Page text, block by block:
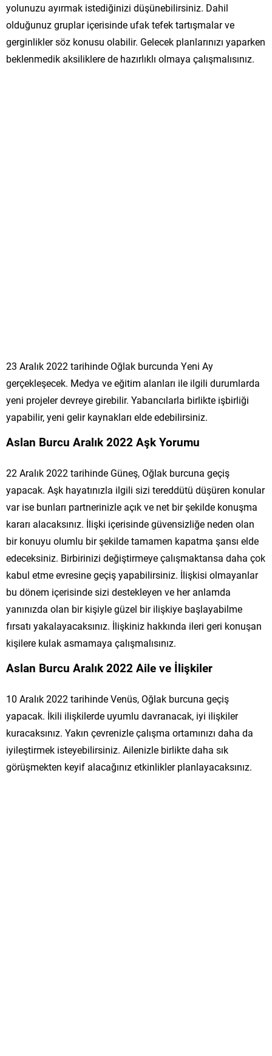
yolunuzu ayırmak istediğinizi düşünebilirsiniz. Dahil
olduğunuz gruplar içerisinde ufak tefek tartışmalar ve
gerginlikler söz konusu olabilir. Gelecek planlarınızı yaparken
beklenmedik aksiliklere de hazırlıklı olmaya çalışmalısınız.
23 Aralık 2022 tarihinde Oğlak burcunda Yeni Ay
gerçekleşecek. Medya ve eğitim alanları ile ilgili durumlarda
yeni projeler devreye girebilir. Yabancılarla birlikte işbirliği
yapabilir, yeni gelir kaynakları elde edebilirsiniz.
Aslan Burcu Aralık 2022 Aşk Yorumu
22 Aralık 2022 tarihinde Güneş, Oğlak burcuna geçiş
yapacak. Aşk hayatınızla ilgili sizi tereddütü düşüren konular
var ise bunları partnerinizle açık ve net bir şekilde konuşma
kararı alacaksınız. İlişki içerisinde güvensizliğe neden olan
bir konuyu olumlu bir şekilde tamamen kapatma şansı elde
edeceksiniz. Birbirinizi değiştirmeye çalışmaktansa daha çok
kabul etme evresine geçiş yapabilirsiniz. İlişkisi olmayanlar
bu dönem içerisinde sizi destekleyen ve her anlamda
yanınızda olan bir kişiyle güzel bir ilişkiye başlayabilme
fırsatı yakalayacaksınız. İlişkiniz hakkında ileri geri konuşan
kişilere kulak asmamaya çalışmalısınız.
Aslan Burcu Aralık 2022 Aile ve İlişkiler
10 Aralık 2022 tarihinde Venüs, Oğlak burcuna geçiş
yapacak. İkili ilişkilerde uyumlu davranacak, iyi ilişkiler
kuracaksınız. Yakın çevrenizle çalışma ortamınızı daha da
iyileştirmek isteyebilirsiniz. Ailenizle birlikte daha sık
görüşmekten keyif alacağınız etkinlikler planlayacaksınız.